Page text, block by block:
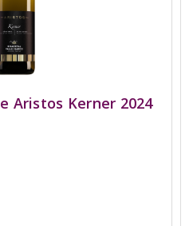
Aristos Kerner 2024